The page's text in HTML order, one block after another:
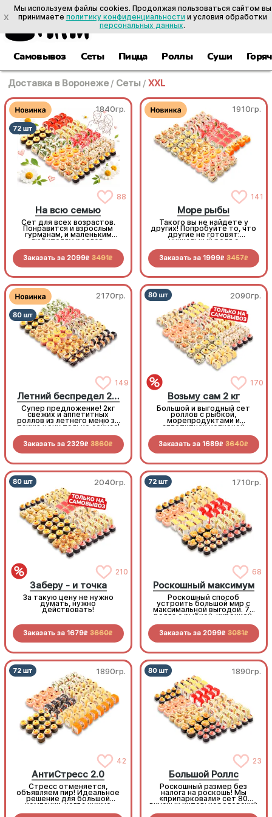
Самовывоз Сеты Пицца Роллы Суши
Доставка в Воронеже / Сеты / XXL
1840гр.
88
На всю семью
Сет для всех возрастов.
Понравится и взрослым
гурманам, и маленьким
любителям роллов.
яркие вкусы и нежные
сочетания. Безусловный хит
Заказать за 2099R 3491R
1910гр.
141
Море рыбы
Такого вы не найдете у
других! Попробуйте то, что
другие не готовят:
уникальный ролл с
мидии, нежную масляную
рыбу. Популярные начинки
чистой роскоши по
адекватной цене
Заказать за 1999R 3457R
2170гр.
149
Летний беспредел 2 кг
Супер предложение! 2кг
свежих и аппетитных
роллов из летнего меню за
такую цену только сейчас!
Заказать за 2329R 3860R
2090гр.
170
Возьму сам 2 кг
Большой и выгодный сет
роллов с рыбкой,
морепродуктами и
аппетитной копченой
забирай самовывозом!
Заказать за 1689R 3640R
2040гр.
210
Заберу - и точка
За такую цену не нужно
думать, нужно
действовать!
Заказать за 1679R 3660R
1710гр.
68
Роскошный максимум
Роскошный способ
устроить большой мир с
максимальной выгодой. 72
ролла с рыбкой, курочкой,
морепродуктами по
отличной цене
Заказать за 2099R 3081R
1890гр.
42
АнтиСтресс 2.0
Стресс отменяется,
объявляем пир! Идеальное
решение для большой
компании, когда нужно
1890гр.
23
Большой Роллс
Роскошный размер без
налога на роскошь! Мы
«припарковали» сет 80
вкусных хитов: королевский
X
Мы используем файлы cookies. Продолжая пользоваться сайтом вы
принимаете политику конфиденциальности и условия обработки
персональных данных.